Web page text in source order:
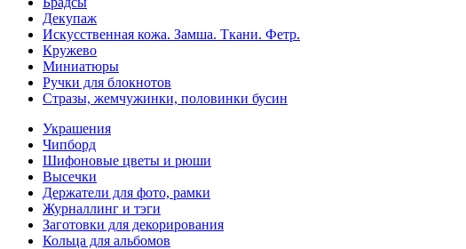
Декупаж
Искусственная кожа. Замша. Ткани. Фетр.
Кружево
Миниатюры
Ручки для блокнотов
Стразы, жемчужинки, половинки бусин
Украшения
Чипборд
Шифоновые цветы и рюши
Высечки
Держатели для фото, рамки
Журналлинг и тэги
Заготовки для декорирования
Кольца для альбомов